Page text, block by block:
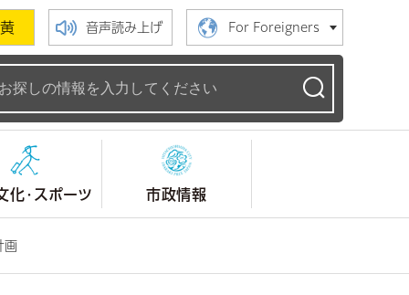
黄 音声読み上げ For Foreigners
化・スポーツ 市政情報
画